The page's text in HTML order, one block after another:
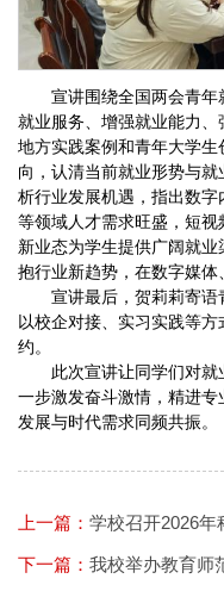
宣讲围绕全国两会青
就业服务、增强就业能力
地方实践案例和青年大学
向，认清当前就业形势与
析行业发展机遇，指出数字
等领域人才需求旺盛，短
新业态为学生提供广阔就
抱行业新趋势，在数字媒体
宣讲最后，贺莉莉寄语
以校企对接、实习实践等
约。
此次宣讲让同学们对
一步激发奋斗激情，精进
发展与时代需求同频共振。
上一篇： 学校召开2026年
下一篇： 我校举办教育师